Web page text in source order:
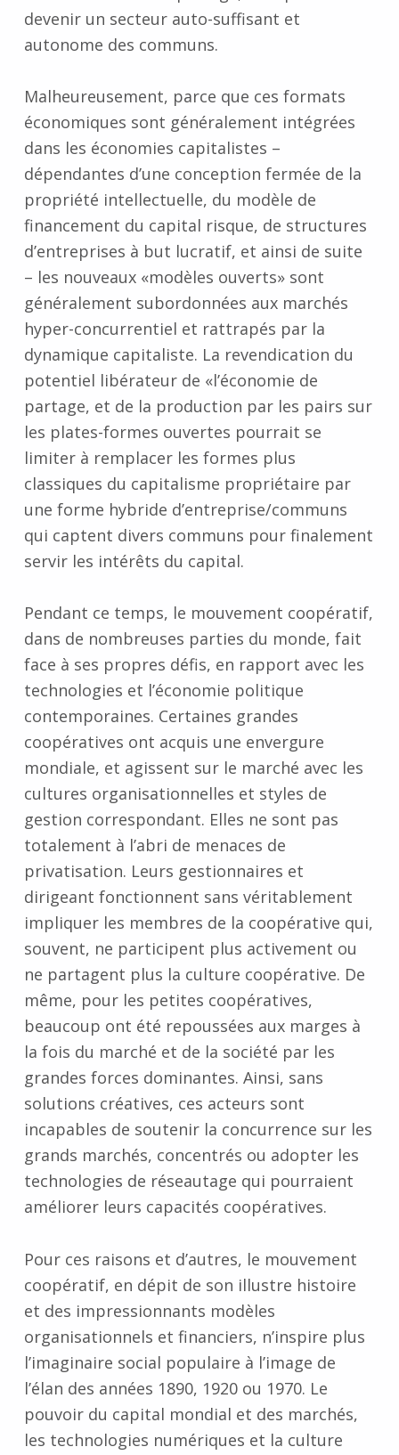
devenir un secteur auto-suffisant et
autonome des communs.
Malheureusement, parce que ces formats
économiques sont généralement intégrées
dans les économies capitalistes –
dépendantes d’une conception fermée de la
propriété intellectuelle, du modèle de
financement du capital risque, de structures
d’entreprises à but lucratif, et ainsi de suite
– les nouveaux «modèles ouverts» sont
généralement subordonnées aux marchés
hyper-concurrentiel et rattrapés par la
dynamique capitaliste. La revendication du
potentiel libérateur de «l’économie de
partage, et de la production par les pairs sur
les plates-formes ouvertes pourrait se
limiter à remplacer les formes plus
classiques du capitalisme propriétaire par
une forme hybride d’entreprise/communs
qui captent divers communs pour finalement
servir les intérêts du capital.
Pendant ce temps, le mouvement coopératif,
dans de nombreuses parties du monde, fait
face à ses propres défis, en rapport avec les
technologies et l’économie politique
contemporaines. Certaines grandes
coopératives ont acquis une envergure
mondiale, et agissent sur le marché avec les
cultures organisationnelles et styles de
gestion correspondant. Elles ne sont pas
totalement à l’abri de menaces de
privatisation. Leurs gestionnaires et
dirigeant fonctionnent sans véritablement
impliquer les membres de la coopérative qui,
souvent, ne participent plus activement ou
ne partagent plus la culture coopérative. De
même, pour les petites coopératives,
beaucoup ont été repoussées aux marges à
la fois du marché et de la société par les
grandes forces dominantes. Ainsi, sans
solutions créatives, ces acteurs sont
incapables de soutenir la concurrence sur les
grands marchés, concentrés ou adopter les
technologies de réseautage qui pourraient
améliorer leurs capacités coopératives.
Pour ces raisons et d’autres, le mouvement
coopératif, en dépit de son illustre histoire
et des impressionnants modèles
organisationnels et financiers, n’inspire plus
l’imaginaire social populaire à l’image de
l’élan des années 1890, 1920 ou 1970. Le
pouvoir du capital mondial et des marchés,
les technologies numériques et la culture